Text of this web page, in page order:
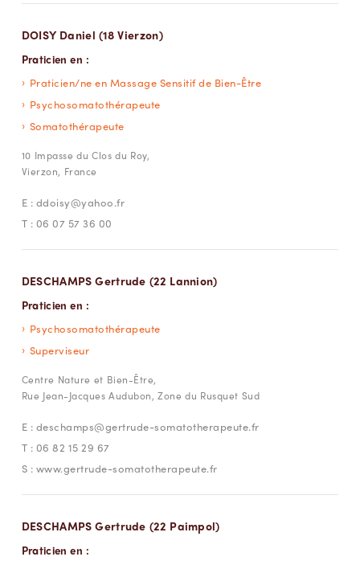
DOISY Daniel (18 Vierzon)
Praticien en :
Praticien/ne en Massage Sensitif de Bien-Être
Psychosomatothérapeute
Somatothérapeute
10 Impasse du Clos du Roy,
Vierzon, France
E : ddoisy@yahoo.fr
T : 06 07 57 36 00
DESCHAMPS Gertrude (22 Lannion)
Praticien en :
Psychosomatothérapeute
Superviseur
Centre Nature et Bien-Être,
Rue Jean-Jacques Audubon, Zone du Rusquet Sud
E : deschamps@gertrude-somatotherapeute.fr
T : 06 82 15 29 67
S : www.gertrude-somatotherapeute.fr
DESCHAMPS Gertrude (22 Paimpol)
Praticien en :